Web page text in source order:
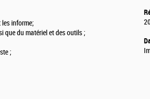
les informe;
que du matériel et des outils ;
;